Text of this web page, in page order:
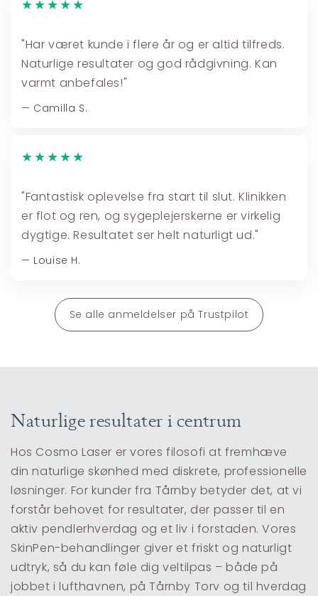
★★★★★
"Har været kunde i flere år og er altid tilfreds.
Naturlige resultater og god rådgivning. Kan
varmt anbefales!"
— Camilla S.
★★★★★
"Fantastisk oplevelse fra start til slut. Klinikken
er flot og ren, og sygeplejerskerne er virkelig
dygtige. Resultatet ser helt naturligt ud."
— Louise H.
Se alle anmeldelser på Trustpilot
Naturlige resultater i centrum
Hos Cosmo Laser er vores filosofi at fremhæve
din naturlige skønhed med diskrete, professionelle
løsninger. For kunder fra Tårnby betyder det, at vi
forstår behovet for resultater, der passer til en
aktiv pendlerhverdag og et liv i forstaden. Vores
SkinPen-behandlinger giver et friskt og naturligt
udtryk, så du kan føle dig veltilpas – både på
jobbet i lufthavnen, på Tårnby Torv og til hverdag